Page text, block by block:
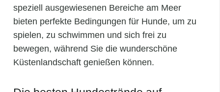
speziell ausgewiesenen Bereiche am Meer
bieten perfekte Bedingungen für Hunde, um zu
spielen, zu schwimmen und sich frei zu
bewegen, während Sie die wunderschöne
Küstenlandschaft genießen können.